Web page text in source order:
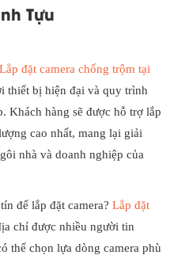
Tựu
Lắp đặt camera chống trộm tại
thiết bị hiện đại và quy trình
Khách hàng sẽ được hỗ trợ lắp
cao nhất, mang lại giải
nhà và doanh nghiệp của
để lắp đặt camera? Lắp đặt
chỉ được nhiều người tin
thể chọn lựa dòng camera phù